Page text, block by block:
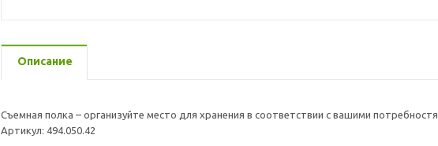
Описание
Съемная полка – организуйте место для хранения в соответствии с вашими
Артикул: 494.050.42